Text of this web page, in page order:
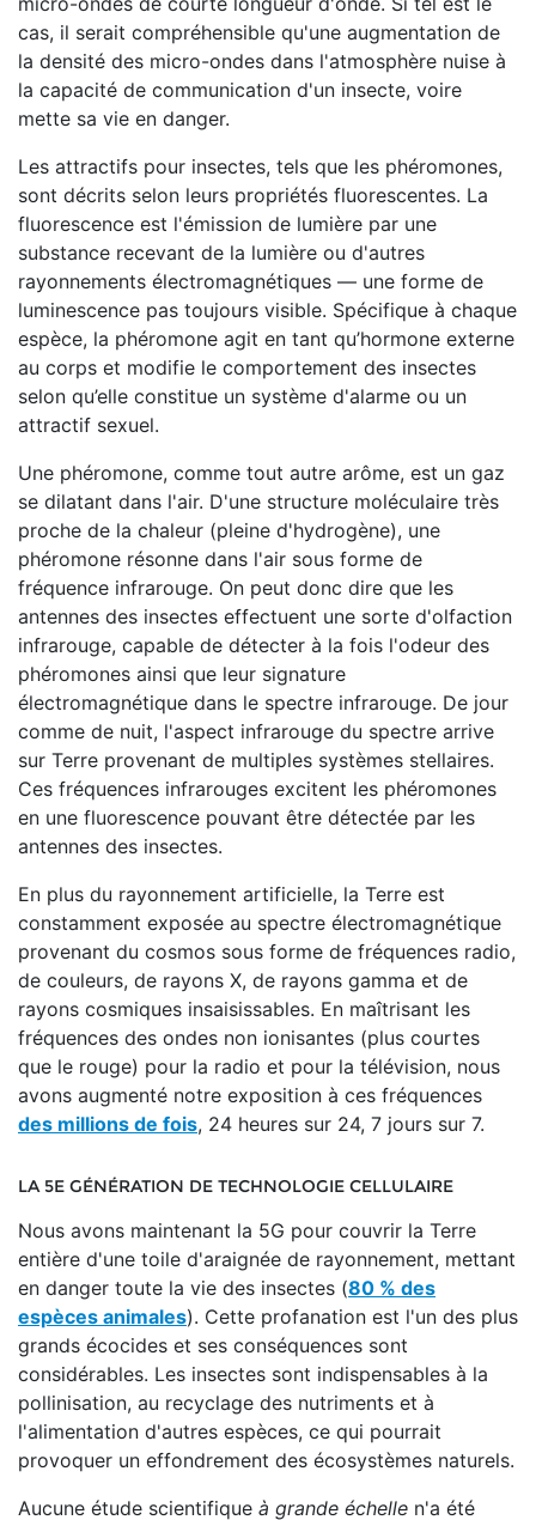
cas, il serait compréhensible qu'une augmentation de
la densité des micro-ondes dans l'atmosphère nuise à
la capacité de communication d'un insecte, voire
mette sa vie en danger.
Les attractifs pour insectes, tels que les phéromones,
sont décrits selon leurs propriétés fluorescentes. La
fluorescence est l'émission de lumière par une
substance recevant de la lumière ou d'autres
rayonnements électromagnétiques — une forme de
luminescence pas toujours visible. Spécifique à chaque
espèce, la phéromone agit en tant qu’hormone externe
au corps et modifie le comportement des insectes
selon qu’elle constitue un système d'alarme ou un
attractif sexuel.
Une phéromone, comme tout autre arôme, est un gaz
se dilatant dans l'air. D'une structure moléculaire très
proche de la chaleur (pleine d'hydrogène), une
phéromone résonne dans l'air sous forme de
fréquence infrarouge. On peut donc dire que les
antennes des insectes effectuent une sorte d'olfaction
infrarouge, capable de détecter à la fois l'odeur des
phéromones ainsi que leur signature
électromagnétique dans le spectre infrarouge. De jour
comme de nuit, l'aspect infrarouge du spectre arrive
sur Terre provenant de multiples systèmes stellaires.
Ces fréquences infrarouges excitent les phéromones
en une fluorescence pouvant être détectée par les
antennes des insectes.
En plus du rayonnement artificielle, la Terre est
constamment exposée au spectre électromagnétique
provenant du cosmos sous forme de fréquences radio,
de couleurs, de rayons X, de rayons gamma et de
rayons cosmiques insaisissables. En maîtrisant les
fréquences des ondes non ionisantes (plus courtes
que le rouge) pour la radio et pour la télévision, nous
avons augmenté notre exposition à ces fréquences
des millions de fois, 24 heures sur 24, 7 jours sur 7.
LA 5E GÉNÉRATION DE TECHNOLOGIE CELLULAIRE
Nous avons maintenant la 5G pour couvrir la Terre
entière d'une toile d'araignée de rayonnement, mettant
en danger toute la vie des insectes (80 % des
espèces animales). Cette profanation est l'un des plus
grands écocides et ses conséquences sont
considérables. Les insectes sont indispensables à la
pollinisation, au recyclage des nutriments et à
l'alimentation d'autres espèces, ce qui pourrait
provoquer un effondrement des écosystèmes naturels.
Aucune étude scientifique à grande échelle n'a été